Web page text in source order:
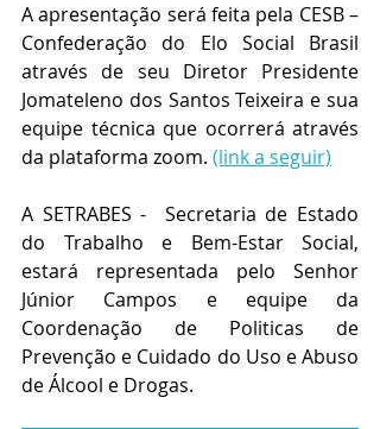
A apresentação será feita pela CESB –
Confederação do Elo Social Brasil
através de seu Diretor Presidente
Jomateleno dos Santos Teixeira e sua
equipe técnica que ocorrerá através
da plataforma zoom. (link a seguir)
A SETRABES -  Secretaria de Estado
do Trabalho e Bem-Estar Social,
estará representada pelo Senhor
Júnior Campos e equipe da
Coordenação de Politicas de
Prevenção e Cuidado do Uso e Abuso
de Álcool e Drogas.